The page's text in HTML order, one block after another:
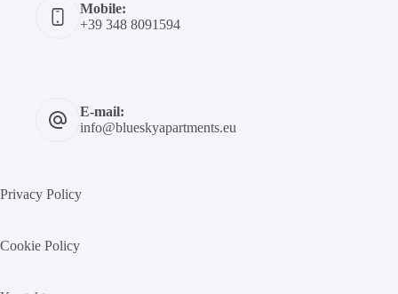
Mobile:
+39 348 8091594
E-mail:
info@blueskyapartments.eu
Privacy Policy
Cookie Policy